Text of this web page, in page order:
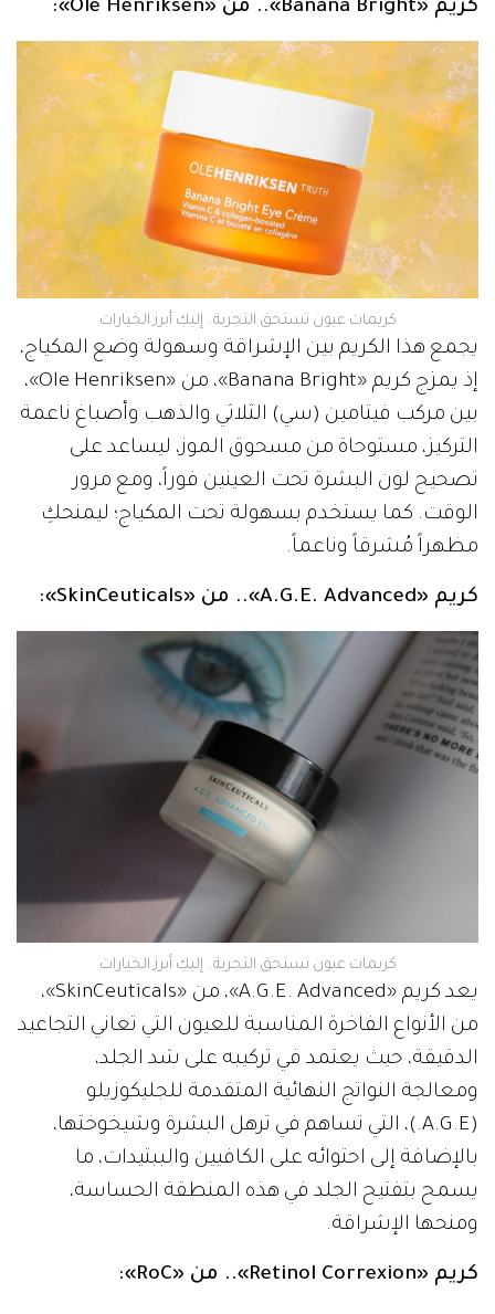
كريم «Banana Bright».. من «Ole Henriksen»:
كريمات عيون تستحق التجربة.. إليكِ أبرز الخيارات
يجمع هذا الكريم بين الإشراقة وسهولة وضع المكياج،
إذ يمزج كريم «Banana Bright»، من «Ole Henriksen»،
بين مركب فيتامين (سي) الثلاثي والذهب وأصباغ ناعمة
التركيز، مستوحاة من مسحوق الموز، ليساعد على
تصحيح لون البشرة تحت العينين فوراً، ومع مرور
الوقت. كما يستخدم بسهولة تحت المكياج؛ ليمنحكِ
مظهراً مُشرقاً وناعماً.
كريم «A.G.E. Advanced».. من «SkinCeuticals»:
كريمات عيون تستحق التجربة.. إليكِ أبرز الخيارات
يعد كريم «A.G.E. Advanced»، من «SkinCeuticals»،
من الأنواع الفاخرة المناسبة للعيون التي تعاني التجاعيد
الدقيقة، حيث يعتمد في تركيبه على شد الجلد،
ومعالجة النواتج النهائية المتقدمة للجليكوزيلو
(A.G.E.)، التي تساهم في ترهل البشرة وشيخوختها،
بالإضافة إلى احتوائه على الكافيين والببتيدات، ما
يسمح بتفتيح الجلد في هذه المنطقة الحساسة،
ومنحها الإشراقة.
كريم «Retinol Correxion».. من «RoC»: